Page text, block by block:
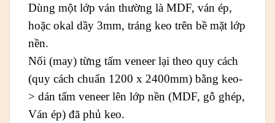
Dùng một lớp ván thường là MDF, ván ép,
hoặc okal dầy 3mm, tráng keo trên bề mặt lớp
nền.
Nối (may) từng tấm veneer lại theo quy cách
(quy cách chuẩn 1200 x 2400mm) bằng keo-
> dán tấm veneer lên lớp nền (MDF, gỗ ghép,
Ván ép) đã phủ keo.